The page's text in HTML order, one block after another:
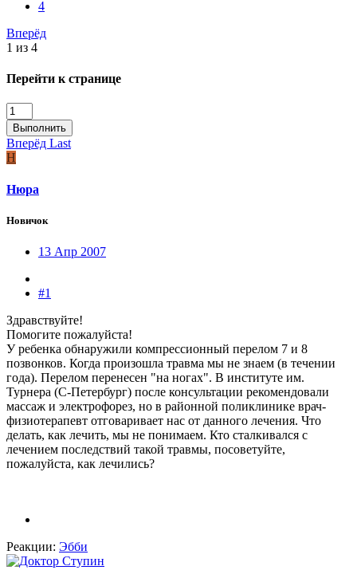
4
Вперёд
1 из 4
Перейти к странице
Выполнить
Вперёд Last
Н
Нюра
Новичок
13 Апр 2007
#1
Здравствуйте!
Помогите пожалуйста!
У ребенка обнаружили компрессионный перелом 7 и 8
позвонков. Когда произошла травма мы не знаем (в течении
года). Перелом перенесен "на ногах". В институте им.
Турнера (С-Петербург) после консультации рекомендовали
массаж и электрофорез, но в районной поликлинике врач-
физиотерапевт отговаривает нас от данного лечения. Что
делать, как лечить, мы не понимаем. Кто сталкивался с
лечением последствий такой травмы, посоветуйте,
пожалуйста, как лечились?
Реакции: Эбби